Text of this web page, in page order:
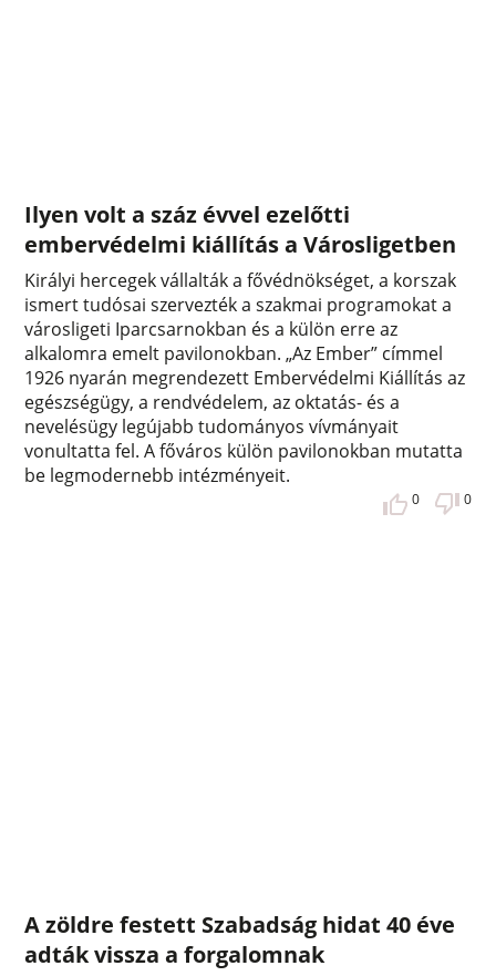
Ilyen volt a száz évvel ezelőtti
embervédelmi kiállítás a Városligetben
Királyi hercegek vállalták a fővédnökséget, a korszak
ismert tudósai szervezték a szakmai programokat a
városligeti Iparcsarnokban és a külön erre az
alkalomra emelt pavilonokban. „Az Ember” címmel
1926 nyarán megrendezett Embervédelmi Kiállítás az
egészségügy, a rendvédelem, az oktatás- és a
nevelésügy legújabb tudományos vívmányait
vonultatta fel. A főváros külön pavilonokban mutatta
be legmodernebb intézményeit.
0 0
A zöldre festett Szabadság hidat 40 éve
adták vissza a forgalomnak